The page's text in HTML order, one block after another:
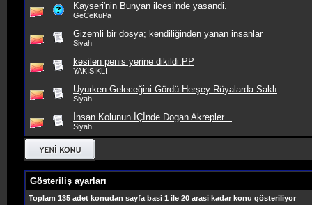
Kayseri'nin Bunyan ilcesi'nde yasandi.
GeCeKuPa
Gizemli bir dosya; kendiliğinden yanan insanlar
Siyah
kesilen penis yerine dikildi:PP
YAKISIKLI
Uyurken Geleceğini Gördü Herşey Rüyalarda Saklı
Siyah
İnsan Kolunun İÇİnde Dogan Akrepler...
Siyah
Gösteriliş ayarları
Toplam 135 adet konudan sayfa basi 1 ile 20 arasi kadar konu gösteriliyor